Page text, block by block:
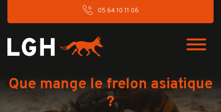
05 64 10 11 06
Que mange le frelon asiatique
?